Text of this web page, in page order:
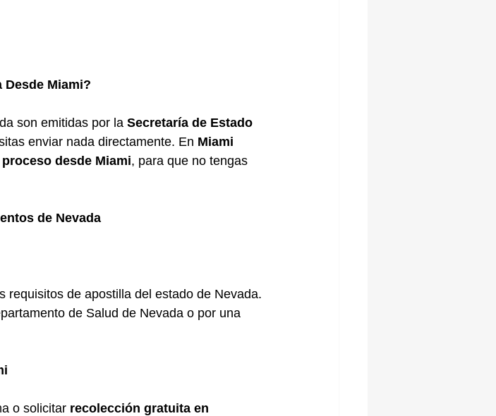
Desde Miami?
son emitidas por la Secretaría de Estado
enviar nada directamente. En Miami
desde Miami, para que no tengas
de Nevada
requisitos de apostilla del estado de Nevada.
de Salud de Nevada o por una
o solicitar recolección gratuita en